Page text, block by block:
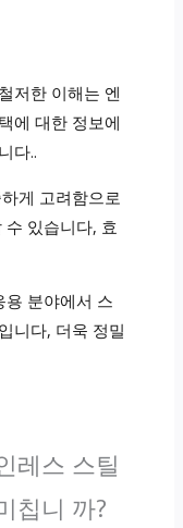
저한 이해는 엔
에 대한 정보에
다..
게 고려함으로
있습니다, 효
용 분야에서 스
니다, 더욱 정밀
레스 스틸
칩니 까?